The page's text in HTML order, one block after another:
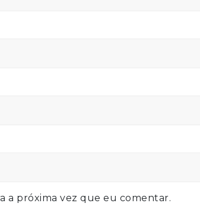
a próxima vez que eu comentar.